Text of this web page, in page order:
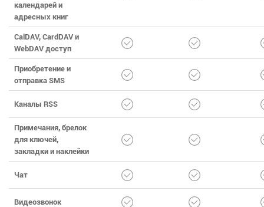
календарей и
адресных книг
CalDAV, CardDAV и
WebDAV доступ
Приобретение и
отправка SMS
Каналы RSS
Примечания, брелок
для ключей,
закладки и наклейки
Чат
Видеозвонок